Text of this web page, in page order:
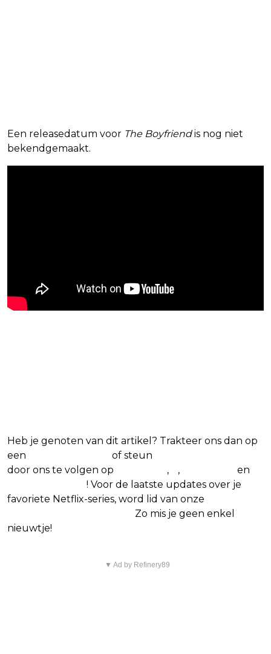
Een releasedatum voor The Boyfriendis nog niet
bekendgemaakt.
Heb je genoten van dit artikel? Trakteer ons dan op
een
of steun
door ons te volgen op
, ,
en
! Voor de laatste updates over je
favoriete Netflix-series, word lid van onze
Zo mis je geen enkel
nieuwtje!
▼ Ad by Refinery89